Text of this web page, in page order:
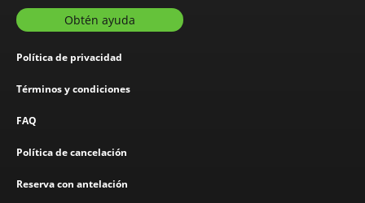
Obtén ayuda
Política de privacidad
Términos y condiciones
FAQ
Política de cancelación
Reserva con antelación